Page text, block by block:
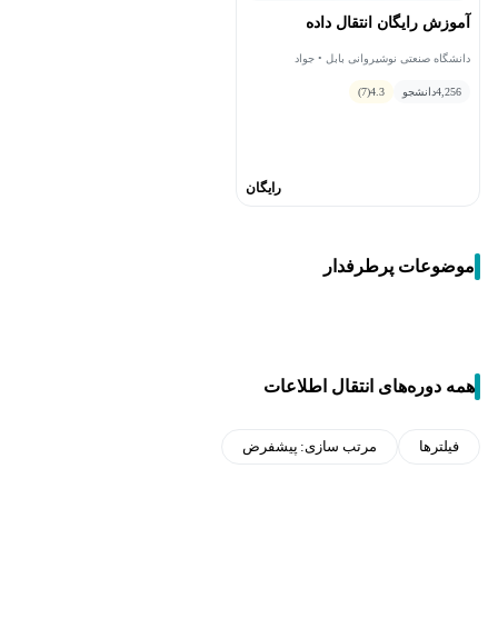
آموزش رایگان انتقال داده
دانشگاه صنعتی نوشیروانی بابل • جواد
4,256دانشجو 4.3
(7)
رایگان
موضوعات پرطرفدار
همه دوره‌های انتقال اطلاعات
فیلترها مرتب سازی: پیشفرض